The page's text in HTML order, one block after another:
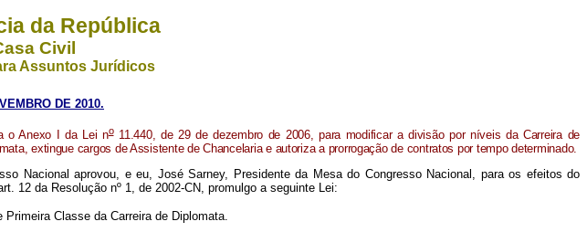
da República
Civil
Assuntos Jurídicos
DE 2010.
o Anexo I da Lei no11.440, de 29 de dezembro de 2006, para modificar a divisão por níveis da Carreira de
extingue cargos de Assistente de Chancelaria e autoriza a prorrogação de contratos por tempo determinado.
Nacional aprovou, e eu, José Sarney, Presidente da Mesa do Congresso Nacional, para os efeitos do
12 da Resolução nº 1, de 2002-CN, promulgo a seguinte Lei:
Classe da Carreira de Diplomata.